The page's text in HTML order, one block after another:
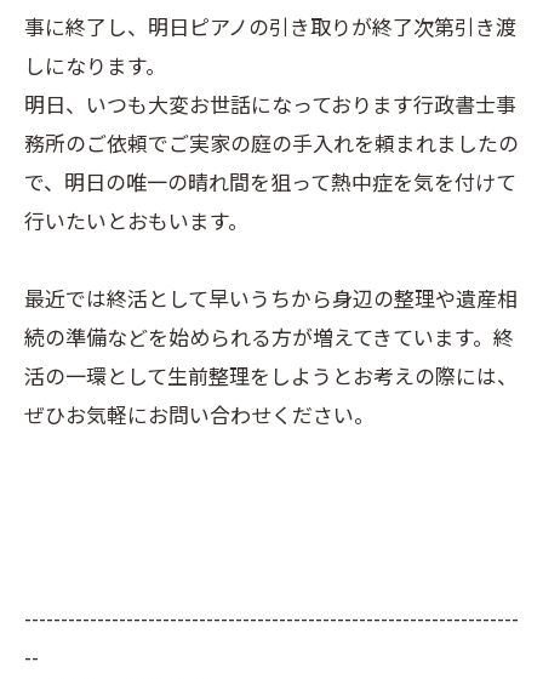
事に終了し、明日ピアノの引き取りが終了次第引き渡
しになります。
明日、いつも大変お世話になっております行政書士事
務所のご依頼でご実家の庭の手入れを頼まれましたの
で、明日の唯一の晴れ間を狙って熱中症を気を付けて
行いたいとおもいます。
最近では終活として早いうちから身辺の整理や遺産相
続の準備などを始められる方が増えてきています。終
活の一環として生前整理をしようとお考えの際には、
ぜひお気軽にお問い合わせください。
--------------------------------------------------------------------
--